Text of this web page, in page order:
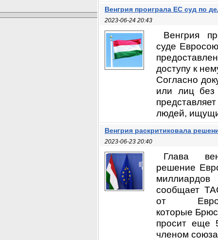
Венгрия проиграла ЕС суд по
2023-06-24 20:43
Венгрия
суде
доступу к
Согласно
или лиц без
людей,
Венгрия раскритиковала
2023-06-23 20:40
Глава
решение
сообщает
от
которые
просит еще
членом